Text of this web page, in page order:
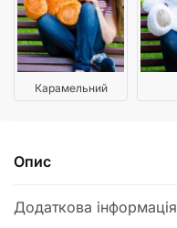
Карамельний
Опис
Додаткова інформація